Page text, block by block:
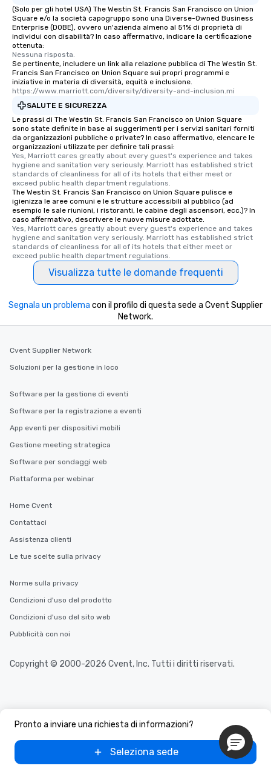
(Solo per gli hotel USA) The Westin St. Francis San Francisco on Union
Square e/o la società capogruppo sono una Diverse-Owned Business
Enterprise (DOBE), ovvero un'azienda almeno al 51% di proprietà di
individui con disabilità? In caso affermativo, indicare la certificazione
ottenuta:
Nessuna risposta.
Se pertinente, includere un link alla relazione pubblica di The Westin St.
Francis San Francisco on Union Square sui propri programmi e
iniziative in materia di diversità, equità e inclusione.
https://www.marriott.com/diversity/diversity-and-inclusion.mi
SALUTE E SICUREZZA
Le prassi di The Westin St. Francis San Francisco on Union Square
sono state definite in base ai suggerimenti per i servizi sanitari forniti
da organizzazioni pubbliche o private? In caso affermativo, elencare le
organizzazioni utilizzate per definire tali prassi:
Yes, Marriott cares greatly about every guest's experience and takes
hygiene and sanitation very seriously. Marriott has established strict
standards of cleanliness for all of its hotels that either meet or
exceed public health department regulations.
The Westin St. Francis San Francisco on Union Square pulisce e
igienizza le aree comuni e le strutture accessibili al pubblico (ad
esempio le sale riunioni, i ristoranti, le cabine degli ascensori, ecc.)? In
caso affermativo, descrivere le nuove misure adottate.
Yes, Marriott cares greatly about every guest's experience and takes
hygiene and sanitation very seriously. Marriott has established strict
standards of cleanliness for all of its hotels that either meet or
exceed public health department regulations.
Visualizza tutte le domande frequenti
Pronto a inviare una richiesta di informazioni?
Seleziona sede
Segnala un problema con il profilo di questa sede a Cvent Supplier
Network.
Cvent Supplier Network
Soluzioni per la gestione in loco
Software per la gestione di eventi
Software per la registrazione a eventi
App eventi per dispositivi mobili
Gestione meeting strategica
Software per sondaggi web
Piattaforma per webinar
Home Cvent
Contattaci
Assistenza clienti
Le tue scelte sulla privacy
Norme sulla privacy
Condizioni d'uso del prodotto
Condizioni d'uso del sito web
Pubblicità con noi
Copyright © 2000-2026 Cvent, Inc. Tutti i diritti riservati.